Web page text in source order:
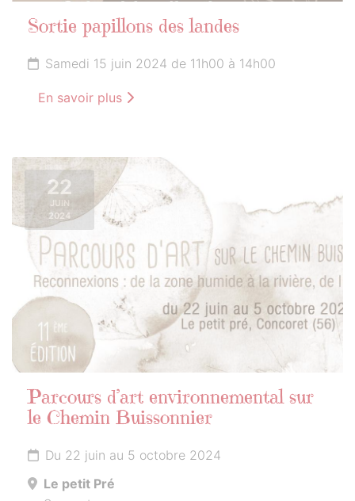
Sortie papillons des landes
Samedi 15 juin 2024 de 11h00 à 14h00
En savoir plus
22
JUIN
2024
Parcours d’art environnemental sur
le Chemin Buissonnier
Du 22 juin au 5 octobre 2024
Le petit Pré